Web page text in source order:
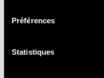
Préférences
Statistiques